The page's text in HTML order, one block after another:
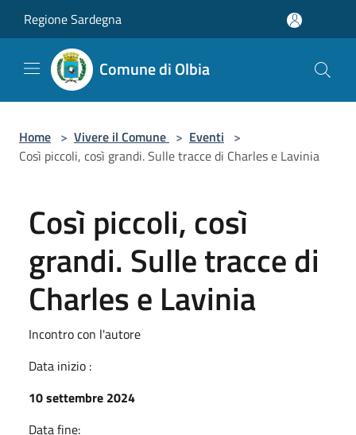
Regione Sardegna
Comune di Olbia
Home > Vivere il Comune > Eventi >
Così piccoli, così grandi. Sulle tracce di Charles e Lavinia
Così piccoli, così
grandi. Sulle tracce di
Charles e Lavinia
Incontro con l'autore
Data inizio :
10 settembre 2024
Data fine: